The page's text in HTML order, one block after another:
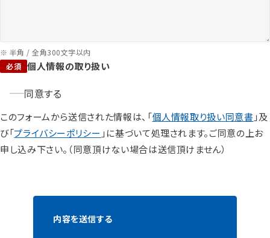
※ 半角 / 全角300文字以内
個人情報の取り扱い
同意する
このフォームから送信された情報は、「個人情報取り扱い同意書 」及
び「プライバシーポリシー 」に基づいて処理されます。ご同意の上お
申し込み下さい。（同意頂けない場合は送信頂けません）